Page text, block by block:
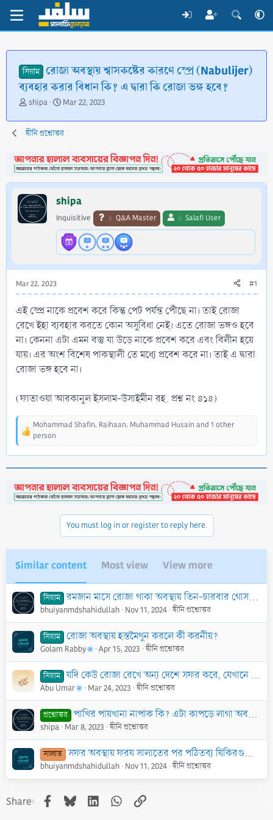
সিয়াম রোজা অবস্থায় শ্বাসকষ্টের কারণে স্প্রে (Nabulijer)
ব্যবহার করার বিধান কি? এ দ্বারা কি রোজা ভঙ্গ হবে?
T
r
e
d
s
t
a
r
t
shipa
S
a
r
d
a
t
e
Mar 22, 2023
দ্বীনি প্রশ্নোত্তর
shipa
Inquisitive Q&A Master Salafi User
Mar 22, 2023 #1
এই স্প্রে নাকে প্রবেশ করে কিন্তু পেট পর্যন্ত পৌঁছে না। তাই রোজা
রেখে ইহা ব্যবহার করতে কোন অসুবিধা নেই। এতে রোজা ভঙ্গও হবে
না। কেননা এটা এমন বস্তু যা উড়ে নাকে প্রবেশ করে এবং বিলীন হয়ে
যায়। এর অংশ বিশেষ পাকস্থালী তে মধ্যে প্রবেশ করে না। তাই এ দ্বারা
রোজা ভঙ্গ হবে না।
(ফাতাওয়া আরকানুল ইসলাম-উসাইমীন রহ. প্রশ্ন নং ৪১৪)
R
e
a
c
i
o
Mohammad Shafin, Raihaan, Muhammad Husain and 1 other
person
You must log in or register to reply here.
Similar content Most view View more
সিয়াম রমজান মাসে রোজা থাকা অবস্থায় তিন-চারবার গোসল দিলে কি রোজার কোনো ক্ষতি হবে?
bhuiyanmdshahidullah Nov 11, 2024 দ্বীনি প্রশ্নোত্তর
সিয়াম রোজা অবস্থায় হস্তমৈথুন করলে কী করনীয়?
Golam Rabby Apr 15, 2023 দ্বীনি প্রশ্নোত্তর
সিয়াম যদি কেউ রোজা রেখে অন্য দেশে সফর করে, যেখানে রোজা দেরিতে শুরু হয়েছে, এক্ষেত্রে কি তাকে ৩১ দিন রোজা পালন করতে হবে?
Abu Umar Mar 24, 2023 দ্বীনি প্রশ্নোত্তর
প্রশ্নোত্তর পাখির পায়খানা নাপাক কি? এটা কাপড়ে লাগা অবস্থায় ছালাত আদায় করা যাবে কি?
shipa Mar 8, 2023 দ্বীনি প্রশ্নোত্তর
সালাত সফর অবস্থায় ফরয সালাতের পর পঠিতব্য যিকিরগুলো কি করা যাবে?
bhuiyanmdshahidullah Nov 11, 2024 দ্বীনি প্রশ্নোত্তর
Share: Facebook
BlueskyLinkedInWhatsApp
Link